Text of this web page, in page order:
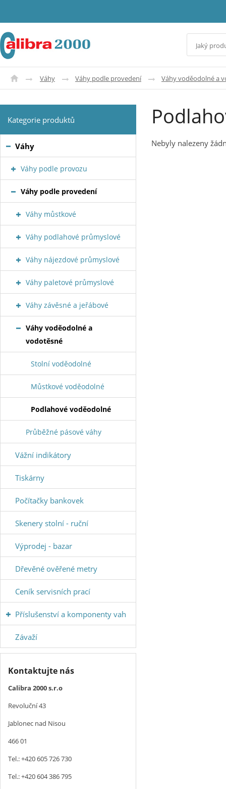
Váhy Váhy podle provedení Váhy voděodolné a
Nebyly nalezeny
Kategorie produktů
Váhy
Váhy podle provozu
Váhy podle provedení
Váhy můstkové
Váhy podlahové průmyslové
Váhy nájezdové průmyslové
Váhy paletové průmyslové
Váhy závěsné a jeřábové
Váhy voděodolné a
vodotěsné
Stolní voděodolné
Můstkové voděodolné
Podlahové voděodolné
Průběžné pásové váhy
Vážní indikátory
Tiskárny
Počítačky bankovek
Skenery stolní - ruční
Výprodej - bazar
Dřevěné ověřené metry
Ceník servisních prací
Příslušenství a komponenty vah
Závaží
Kontaktujte nás
Calibra 2000 s.r.o
Revoluční 43
Jablonec nad Nisou
466 01
Tel.: +420 605 726 730
Tel.: +420 604 386 795